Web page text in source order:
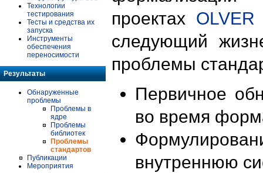
Технологии
тестирования
Тесты и средства их
запуска
Инструменты
обеспечения
переносимости
Результаты
Обнаруженные
проблемы
Проблемы в
ядре
Проблемы
библиотек
Проблемы
стандартов
Публикации
Мероприятия
проектах OLVER
следующий
проблемы
Первичное
во время
внутреннюю